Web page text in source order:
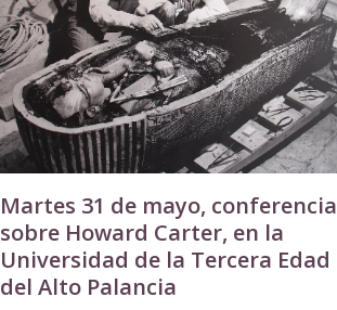
Martes 31 de mayo, conferencia
sobre Howard Carter, en la
Universidad de la Tercera Edad
del Alto Palancia